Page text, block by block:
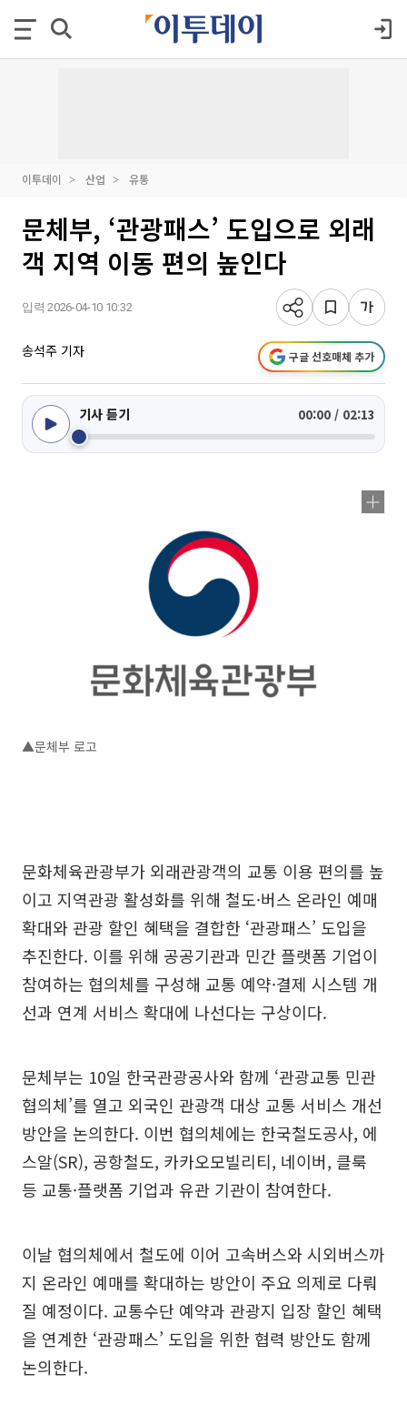
이투데이 산업 유통
문체부, ‘관광패스’ 도입으로 외래
객 지역 이동 편의 높인다
입력 2026-04-10 10:32
송석주 기자 구글 선호매체 추가
기사 듣기 00:00 / 02:13
▲문체부 로고
문화체육관광부가 외래관광객의 교통 이용 편의를 높
이고 지역관광 활성화를 위해 철도·버스 온라인 예매
확대와 관광 할인 혜택을 결합한 ‘관광패스’ 도입을
추진한다. 이를 위해 공공기관과 민간 플랫폼 기업이
참여하는 협의체를 구성해 교통 예약·결제 시스템 개
선과 연계 서비스 확대에 나선다는 구상이다.
문체부는 10일 한국관광공사와 함께 ‘관광교통 민관
협의체’를 열고 외국인 관광객 대상 교통 서비스 개선
방안을 논의한다. 이번 협의체에는 한국철도공사, 에
스알(SR), 공항철도, 카카오모빌리티, 네이버, 클룩
등 교통·플랫폼 기업과 유관 기관이 참여한다.
이날 협의체에서 철도에 이어 고속버스와 시외버스까
지 온라인 예매를 확대하는 방안이 주요 의제로 다뤄
질 예정이다. 교통수단 예약과 관광지 입장 할인 혜택
을 연계한 ‘관광패스’ 도입을 위한 협력 방안도 함께
논의한다.